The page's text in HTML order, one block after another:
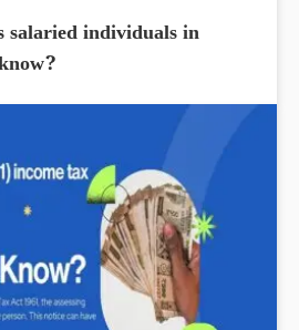
salaried individuals in